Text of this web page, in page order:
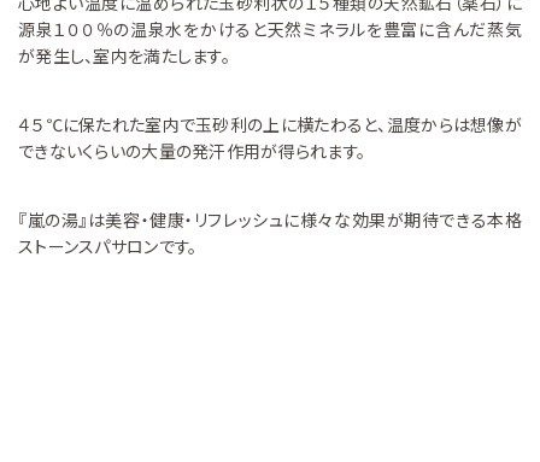
源泉１００％の温泉水をかけると天然ミネラルを豊富に含んだ蒸気
が発生し、室内を満たします。
４５℃に保たれた室内で玉砂利の上に横たわると、温度からは想像が
できないくらいの大量の発汗作用が得られます。
『嵐の湯』は美容・健康・リフレッシュに様々な効果が期待できる本格
ストーンスパサロンです。